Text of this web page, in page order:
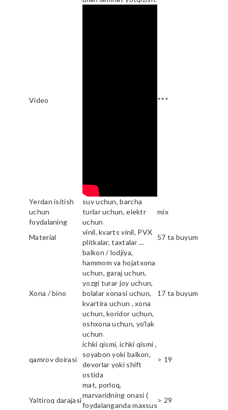
Video ***
Yerdan isitish
uchun
foydalaning
suv uchun, barcha
turlar uchun, elektr
uchun
mix
Material
vinil, kvarts vinil, PVX
plitkalar, taxtalar ...
57 ta buyum
Xona / bino
balkon / lodjiya,
hammom va hojatxona
uchun, garaj uchun,
yozgi turar joy uchun,
bolalar xonasi uchun,
kvartira uchun , xona
uchun, koridor uchun,
oshxona uchun, yo'lak
uchun
17 ta buyum
qamrov doirasi
ichki qismi, ichki qismi ,
soyabon yoki balkon,
devorlar yoki shift
ostida
> 19
Yaltiroq darajasi
mat, porloq,
marvaridning onasi (
foydalanganda maxsus
> 29